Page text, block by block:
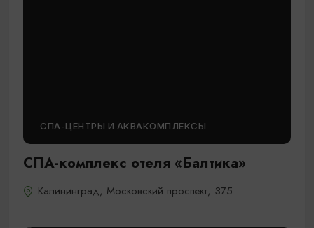
СПА-ЦЕНТРЫ И АКВАКОМПЛЕКСЫ
СПА-комплекс отеля «Балтика»
Калининград, Московский проспект, 375